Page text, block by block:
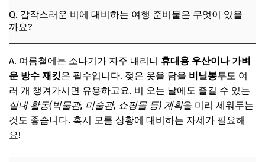
Q. 갑작스러운 비에 대비하는 여행 준비물은 무엇이 있을
까요?
A. 여름철에는 소나기가 자주 내리니 휴대용 우산이나 가벼
운 방수 재킷은 필수입니다. 젖은 옷을 담을 비닐봉투도 여
러 개 챙겨가시면 유용하고요. 비 오는 날에도 즐길 수 있는
실내 활동(박물관, 미술관, 쇼핑몰 등) 계획을 미리 세워두는
것도 좋습니다. 혹시 모를 상황에 대비하는 자세가 필요해
요!